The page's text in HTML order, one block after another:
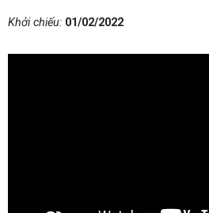
Khởi chiếu: 01/02/2022